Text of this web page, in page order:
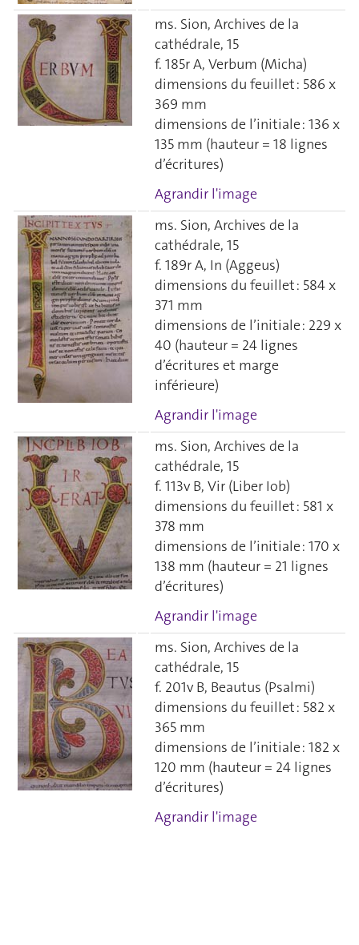
ms. Sion, Archives de la
cathédrale, 15
f. 185r A, Verbum (Micha)
dimensions du feuillet : 586 x
369 mm
dimensions de l’initiale : 136 x
135 mm (hauteur = 18 lignes
d’écritures)
Agrandir l'image
ms. Sion, Archives de la
cathédrale, 15
f. 189r A, In (Aggeus)
dimensions du feuillet : 584 x
371 mm
dimensions de l’initiale : 229 x
40 (hauteur = 24 lignes
d’écritures et marge
inférieure)
Agrandir l'image
ms. Sion, Archives de la
cathédrale, 15
f. 113v B, Vir (Liber Iob)
dimensions du feuillet : 581 x
378 mm
dimensions de l’initiale : 170 x
138 mm (hauteur = 21 lignes
d’écritures)
Agrandir l'image
ms. Sion, Archives de la
cathédrale, 15
f. 201v B, Beautus (Psalmi)
dimensions du feuillet : 582 x
365 mm
dimensions de l’initiale : 182 x
120 mm (hauteur = 24 lignes
d’écritures)
Agrandir l'image